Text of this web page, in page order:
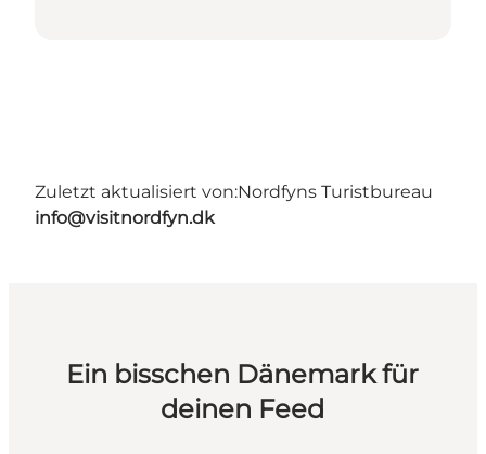
Zuletzt aktualisiert von:Nordfyns Turistbureau
info@visitnordfyn.dk
Ein bisschen Dänemark für
deinen Feed